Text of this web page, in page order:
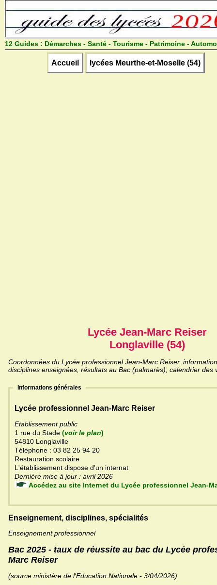
12 Guides : Démarches - Santé - Tourisme - Patrimoine -
Accueil lycées Meurthe-et-Moselle (54)
Lycée Jean-Marc Reiser
Longlaville (54)
Coordonnées du Lycée professionnel Jean-Marc Reiser,
disciplines enseignées, résultats au Bac (palmarès), calendrier des
Informations générales
Lycée professionnel Jean-Marc Reiser
Etablissement public
1 rue du Stade (voir le plan)
54810 Longlaville
Téléphone : 03 82 25 94 20
Restauration scolaire
L'établissement dispose d'un internat
Dernière mise à jour : avril 2026
Accédez au site Internet du Lycée professionnel
Enseignement, disciplines, spécialités
Enseignement professionnel
Bac 2025 - taux de réussite au bac du Lycée
Marc Reiser
(source ministère de l'Education Nationale - 3/04/2026)